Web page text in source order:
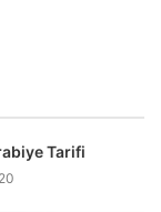
Tarifi